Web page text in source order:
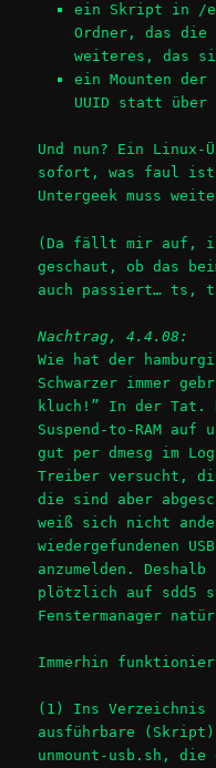
ein Skript in /
Ordner, das
weiteres, das
ein Mounten
UUID statt über
Und nun? Ein Linux-
sofort, was faul ist
Untergeek muss
(Da fällt mir auf,
geschaut, ob das
auch passiert… ts,
Nachtrag, 4.4.08:
Wie hat der
Schwarzer immer
kluch!” In der Tat.
Suspend-to-RAM
gut perdmesg im
Treiber versucht,
die sind aber
weiß sich nicht
wiedergefundenen
anzumelden.
plötzlich auf sdd5
Fenstermanager
Immerhin
(1) Ins Verzeichnis
ausführbare
unmount-usb.sh , die